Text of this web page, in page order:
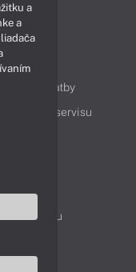
a platby
Cenník servisu
tovaru
a
a